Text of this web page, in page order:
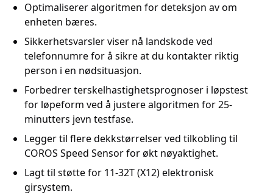
Optimaliserer algoritmen for deteksjon av om
enheten bæres.
Sikkerhetsvarsler viser nå landskode ved
telefonnumre for å sikre at du kontakter riktig
person i en nødsituasjon.
Forbedrer terskelhastighetsprognoser i løpstest
for løpeform ved å justere algoritmen for 25-
minutters jevn testfase.
Legger til flere dekkstørrelser ved tilkobling til
COROS Speed Sensor for økt nøyaktighet.
Lagt til støtte for 11-32T (X12) elektronisk
girsystem.